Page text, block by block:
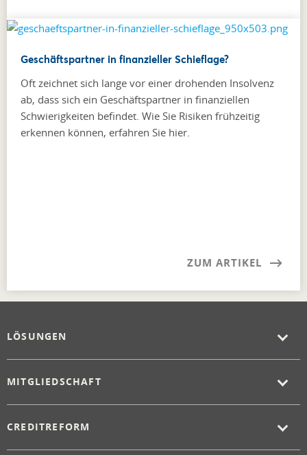
Geschäftspartner in finanzieller Schieflage?
Oft zeichnet sich lange vor einer drohenden Insolvenz
ab, dass sich ein Geschäftspartner in finanziellen
Schwierigkeiten befindet. Wie Sie Risiken frühzeitig
erkennen können, erfahren Sie hier.
ZUM ARTIKEL
LÖSUNGEN
MITGLIEDSCHAFT
CREDITREFORM